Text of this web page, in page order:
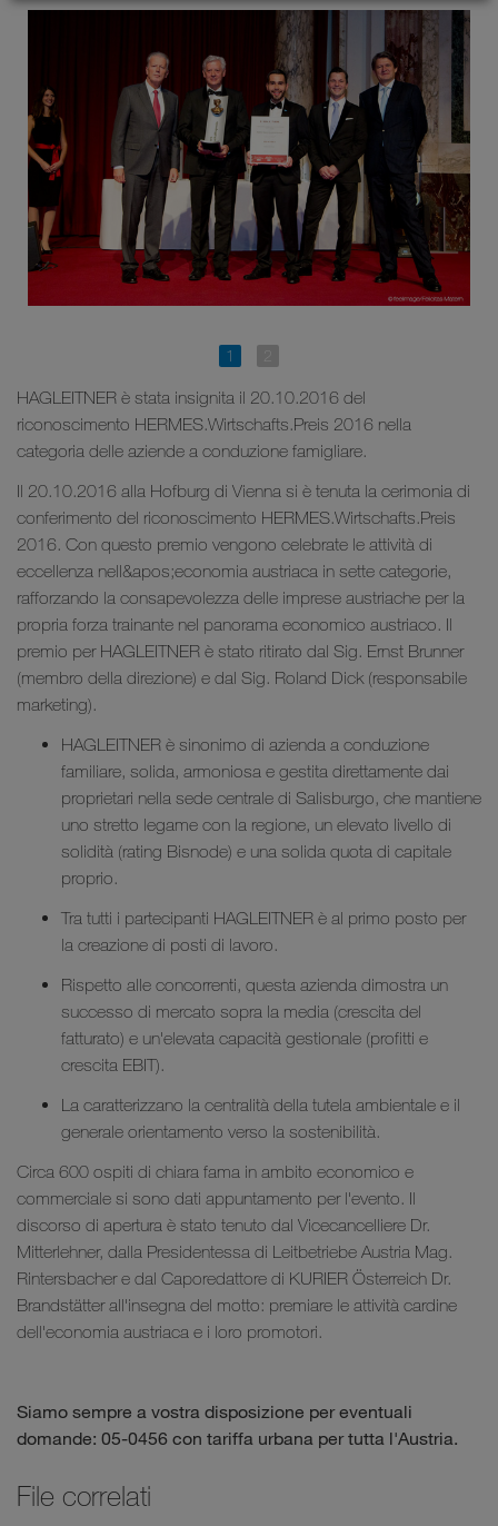
HAGLEITNER è stata insignita il 20.10.2016 del
riconoscimento HERMES.Wirtschafts.Preis 2016 nella
categoria delle aziende a conduzione famigliare.
Il 20.10.2016 alla Hofburg di Vienna si è tenuta la cerimonia di
conferimento del riconoscimento HERMES.Wirtschafts.Preis
2016. Con questo premio vengono celebrate le attività di
eccellenza nell&apos;economia austriaca in sette categorie,
rafforzando la consapevolezza delle imprese austriache per la
propria forza trainante nel panorama economico austriaco. Il
premio per HAGLEITNER è stato ritirato dal Sig. Ernst Brunner
(membro della direzione) e dal Sig. Roland Dick (responsabile
marketing).
HAGLEITNER è sinonimo di azienda a conduzione
familiare, solida, armoniosa e gestita direttamente dai
proprietari nella sede centrale di Salisburgo, che mantiene
uno stretto legame con la regione, un elevato livello di
solidità (rating Bisnode) e una solida quota di capitale
proprio.
Tra tutti i partecipanti HAGLEITNER è al primo posto per
la creazione di posti di lavoro.
Rispetto alle concorrenti, questa azienda dimostra un
successo di mercato sopra la media (crescita del
fatturato) e un'elevata capacità gestionale (profitti e
crescita EBIT).
La caratterizzano la centralità della tutela ambientale e il
generale orientamento verso la sostenibilità.
Circa 600 ospiti di chiara fama in ambito economico e
commerciale si sono dati appuntamento per l'evento. Il
discorso di apertura è stato tenuto dal Vicecancelliere Dr.
Mitterlehner, dalla Presidentessa di Leitbetriebe Austria Mag.
Rintersbacher e dal Caporedattore di KURIER Österreich Dr.
Brandstätter all'insegna del motto: premiare le attività cardine
dell'economia austriaca e i loro promotori.
Siamo sempre a vostra disposizione per eventuali
domande: 05-0456 con tariffa urbana per tutta l'Austria.
File correlati